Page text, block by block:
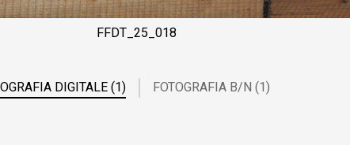
FFDT_25_018
DIGITALE (1) FOTOGRAFIA B/N (1)